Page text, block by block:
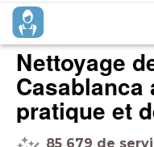
Nettoyage
Casablanca
pratique et
85 679 de